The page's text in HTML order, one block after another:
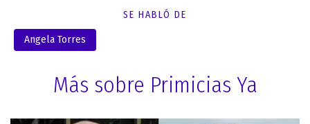
SE HABLÓ DE
Angela Torres
Más sobre Primicias Ya